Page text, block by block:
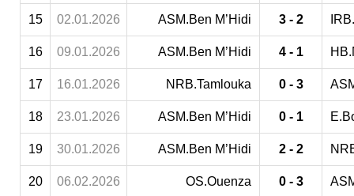
15 02.01.2026 ASM.Ben M’Hidi 3 - 2
16 09.01.2026 ASM.Ben M’Hidi 4 - 1
17 16.01.2026 NRB.Tamlouka 0 - 3
18 23.01.2026 ASM.Ben M’Hidi 0 - 1
19 30.01.2026 ASM.Ben M’Hidi 2 - 2
20 06.02.2026 OS.Ouenza 0 - 3